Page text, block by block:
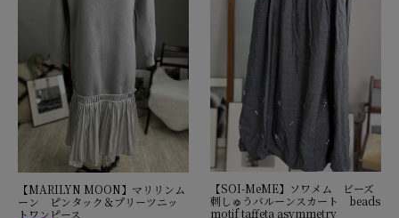
【MARILYN MOON】マリリンム
ーン ピンタック＆プリーツニッ
トワンピース
【SOI-MeME】ソワメム ビーズ
刺しゅうバルーンスカート beads
motif taffeta asymmetry